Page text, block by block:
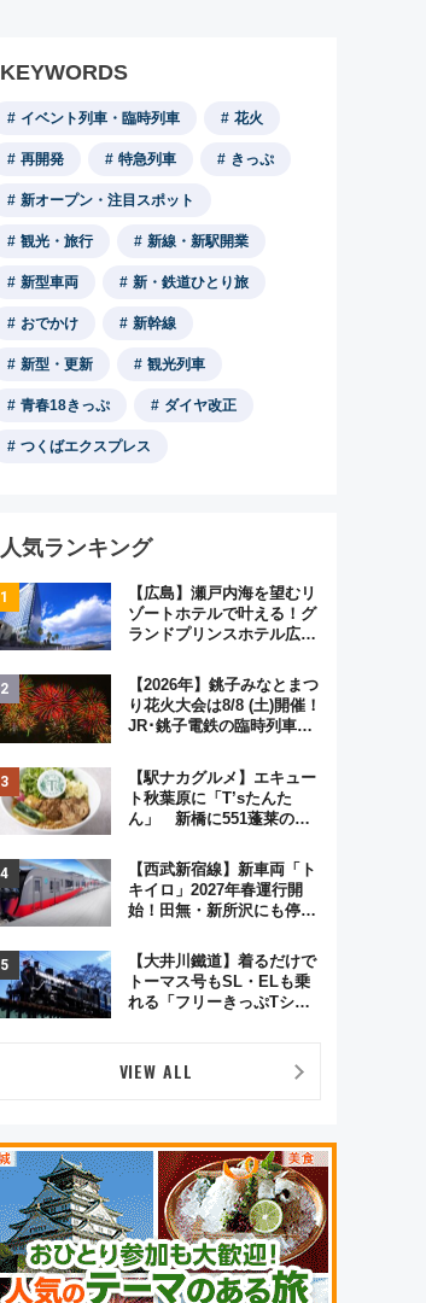
KEYWORDS
イベント列車・臨時列車 花火
再開発 特急列車 きっぷ
新オープン・注目スポット
観光・旅行 新線・新駅開業
新型車両 新・鉄道ひとり旅
おでかけ 新幹線
新型・更新 観光列車
青春18きっぷ ダイヤ改正
つくばエクスプレス
人気ランキング
【広島】瀬戸内海を望むリ
ゾートホテルで叶える！グ
ランドプリンスホテル広島
ジュアルパーティープラン
【2026年】銚子みなとまつ
り花火大会は8/8 (土)開催！
JR･銚子電鉄の臨時列車や
く8,000発の大迫力＆屋台
を満喫
【駅ナカグルメ】エキュー
ト秋葉原に「T’sたんた
ん」 新橋に551蓬莱の
オムライス専門店「肉とた
まご」新グルメ続々登場！
【2026年8月】
【西武新宿線】新車両「ト
キイロ」2027年春運行開
始！田無・新所沢にも停
弾」も
【大井川鐵道】着るだけで
トーマス号もSL・ELも乗
れる「フリーきっぷTシャ
VIEW ALL